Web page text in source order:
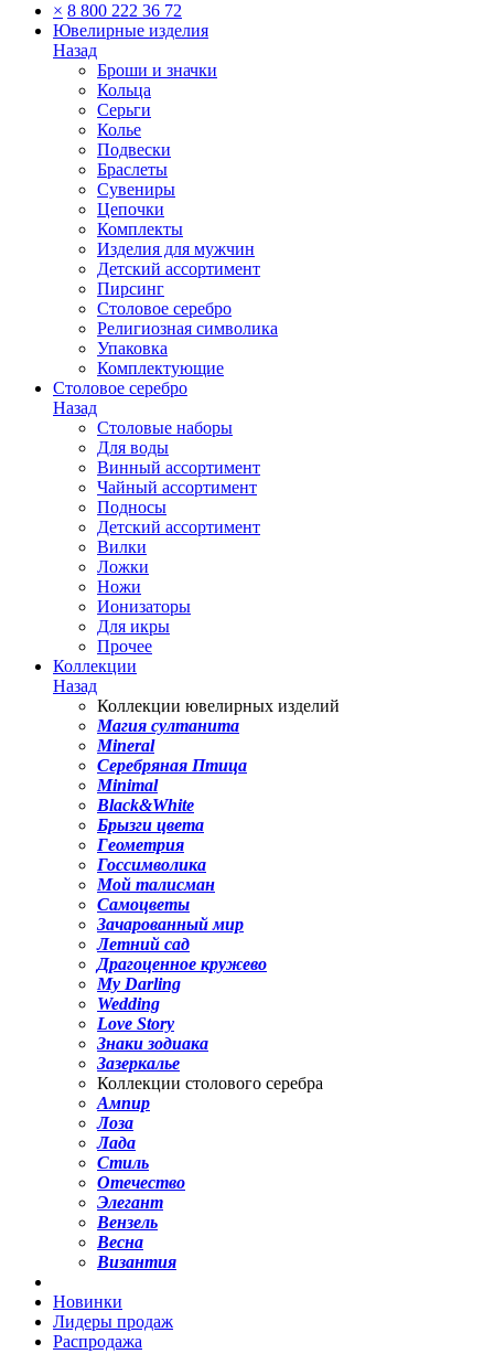
× 8 800 222 36 72
Ювелирные изделия
Назад
Броши и значки
Кольца
Серьги
Колье
Подвески
Браслеты
Сувениры
Цепочки
Комплекты
Изделия для мужчин
Детский ассортимент
Пирсинг
Столовое серебро
Религиозная символика
Упаковка
Комплектующие
Столовое серебро
Назад
Столовые наборы
Для воды
Винный ассортимент
Чайный ассортимент
Подносы
Детский ассортимент
Вилки
Ложки
Ножи
Ионизаторы
Для икры
Прочее
Коллекции
Назад
Коллекции ювелирных изделий
Магия султанита
Mineral
Серебряная Птица
Minimal
Black&White
Брызги цвета
Геометрия
Госсимволика
Мой талисман
Самоцветы
Зачарованный мир
Летний сад
Драгоценное кружево
My Darling
Wedding
Love Story
Знаки зодиака
Зазеркалье
Коллекции столового серебра
Ампир
Лоза
Лада
Стиль
Отечество
Элегант
Вензель
Весна
Византия
Новинки
Лидеры продаж
Распродажа